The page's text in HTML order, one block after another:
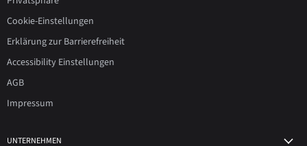
Cookie-Einstellungen
Erklärung zur Barrierefreiheit
Accessibility Einstellungen
AGB
Impressum
UNTERNEHMEN